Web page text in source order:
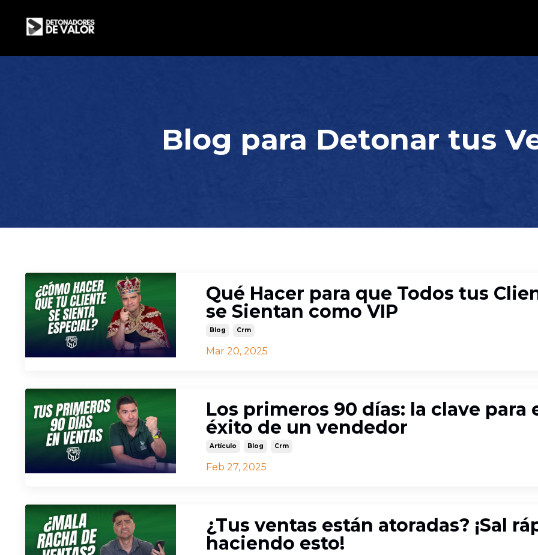
Blog para Detonar tus
Qué Hacer para que Todos tus
se Sientan como VIP
Blog Crm
Mar 20, 2025
Los primeros 90 días: la clave para
éxito de un vendedor
Artículo Blog Crm
Feb 27, 2025
¿Tus ventas están atoradas? ¡Sal
haciendo esto!